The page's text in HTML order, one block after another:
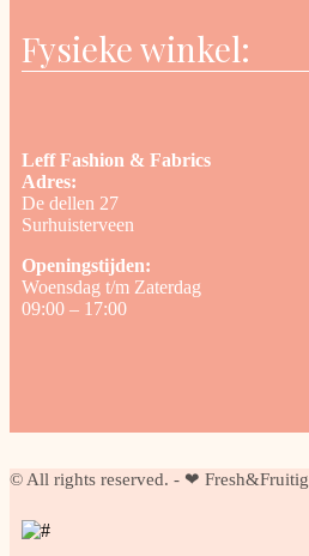
Fysieke winkel:
Leff Fashion & Fabrics
Adres:
De dellen 27
Surhuisterveen
Openingstijden:
Woensdag t/m Zaterdag
09:00 – 17:00
© All rights reserved. - ❤ Fresh&Fruitig